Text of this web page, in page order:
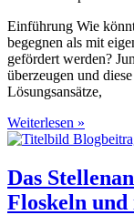
Einführung Wie
begegnen als mit
gefördert werden?
überzeugen und
Lösungsansätze,
Weiterlesen »
Das
Floskeln